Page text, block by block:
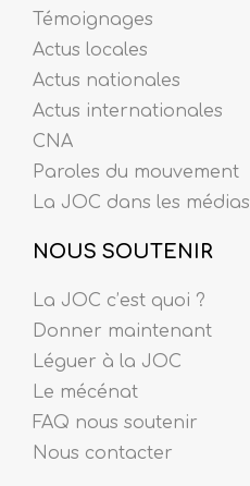
Témoignages
Actus locales
Actus nationales
Actus internationales
CNA
Paroles du mouvement
La JOC dans les médias
NOUS SOUTENIR
La JOC c’est quoi ?
Donner maintenant
Léguer à la JOC
Le mécénat
FAQ nous soutenir
Nous contacter